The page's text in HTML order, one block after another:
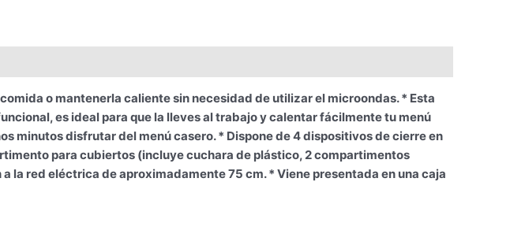
o mantenerla caliente sin necesidad de utilizar el microondas. * Esta
es ideal para que la lleves al trabajo y calentar fácilmente tu menú
minutos disfrutar del menú casero. * Dispone de 4 dispositivos de cierre en
para cubiertos (incluye cuchara de plástico, 2 compartimentos
red eléctrica de aproximadamente 75 cm. * Viene presentada en una caja